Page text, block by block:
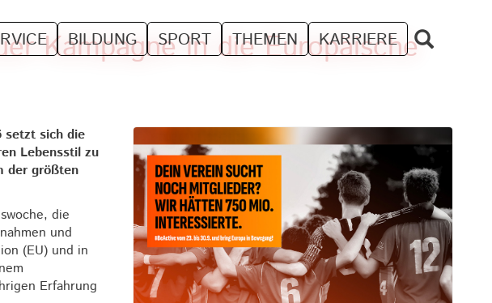
BILDUNG SPORT THEMEN KARRIERE
Kampagne in die Europäische
setzt sich die
Lebensstil zu
der größten
die
und
(EU) und in
Erfahrung